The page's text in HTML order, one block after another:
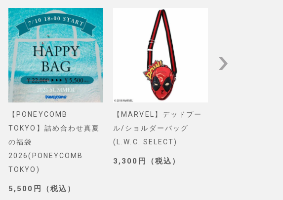
【PONEYCOMB
TOKYO】詰め合わせ真夏
の福袋
2026(PONEYCOMB
TOKYO)
5,500円（税込）
【MARVEL】デッドプー
ル/ショルダーバッグ
(L.W.C. SELECT)
3,300円（税込）